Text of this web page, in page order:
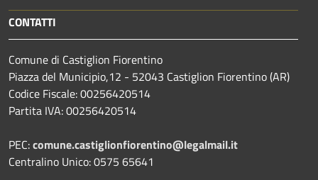
CONTATTI
Comune di Castiglion Fiorentino
Piazza del Municipio,12 - 52043 Castiglion Fiorentino (AR)
Codice Fiscale: 00256420514
Partita IVA: 00256420514
PEC:comune.castiglionfiorentino@legalmail.it
Centralino Unico: 0575 65641